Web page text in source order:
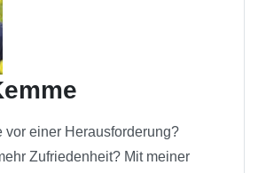
vor einer Herausforderung?
Zufriedenheit? Mit meiner